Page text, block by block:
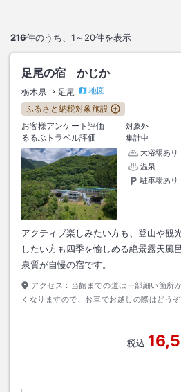
216件のうち、 1～20件を表示
足尾の宿 かじか
栃木県 足尾
地図
ふるさと納税対象施設
お客様アンケート評価
対象外
るるぶトラベル評価
集計中
大浴場あり
温泉
駐車場あり
アクティブ楽しみたい方も、登山や観
したい方も四季を愉しめる絶景露天風
泉質が自慢の宿です。
アクセス： 当館までの道は一部細い箇所
くなりますので、お車でお越しの際はどう
税込